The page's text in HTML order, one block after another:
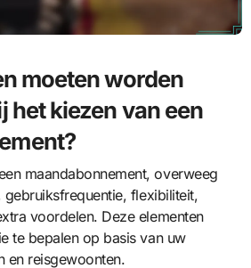
moeten worden
het kiezen van een
maandabonnement, overweeg
flexibiliteit,
voordelen. Deze elementen
te bepalen op basis van uw
en reisgewoonten.